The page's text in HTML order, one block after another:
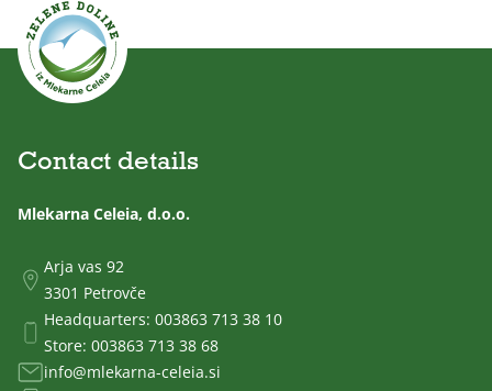
Contact details
Mlekarna Celeia, d.o.o.
Arja vas 92
3301 Petrovče
Headquarters: 003863 713 38 10
Store: 003863 713 38 68
info@mlekarna-celeia.si